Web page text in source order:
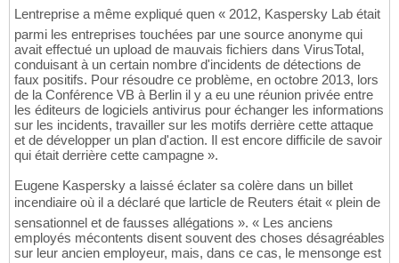
Lentreprise a même expliqué quen « 2012, Kaspersky Lab était
parmi les entreprises touchées par une source anonyme qui
avait effectué un upload de mauvais fichiers dans VirusTotal,
conduisant à un certain nombre d'incidents de détections de
faux positifs. Pour résoudre ce problème, en octobre 2013, lors
de la Conférence VB à Berlin il y a eu une réunion privée entre
les éditeurs de logiciels antivirus pour échanger les informations
sur les incidents, travailler sur les motifs derrière cette attaque
et de développer un plan d'action. Il est encore difficile de savoir
qui était derrière cette campagne ».
Eugene Kaspersky a laissé éclater sa colère dans un billet
incendiaire où il a déclaré que larticle de Reuters était « plein de
sensationnel et de fausses allégations ». « Les anciens
employés mécontents disent souvent des choses désagréables
sur leur ancien employeur, mais, dans ce cas, le mensonge est